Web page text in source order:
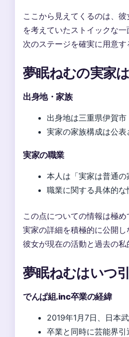
ここから見えてくるのは、
を考えていたストイックな
次のステージを確実に用意
夢眠ねむの実家
出身地・家族
出身地は三重県伊賀
実家の家族構成は公表
実家の職業
本人は「実家は普通
職業に関する具体的な
この点についての情報は極め
実家の詳細を積極的に公開し
彼女が現在の活動と過去の
夢眠ねむはいつ
でんぱ組.inc卒業の経緯
2019年1月7日、日本
卒業と同時に芸能界